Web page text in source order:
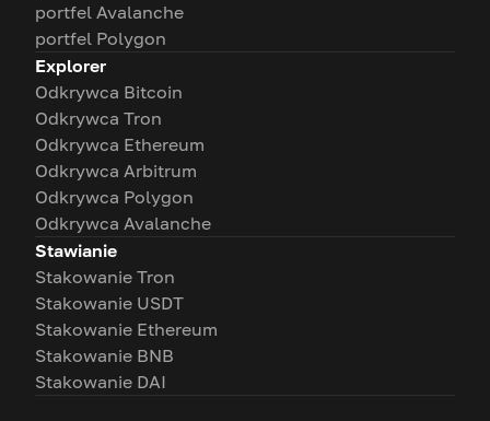
portfel Avalanche
portfel Polygon
Explorer
Odkrywca Bitcoin
Odkrywca Tron
Odkrywca Ethereum
Odkrywca Arbitrum
Odkrywca Polygon
Odkrywca Avalanche
Stawianie
Stakowanie Tron
Stakowanie USDT
Stakowanie Ethereum
Stakowanie BNB
Stakowanie DAI